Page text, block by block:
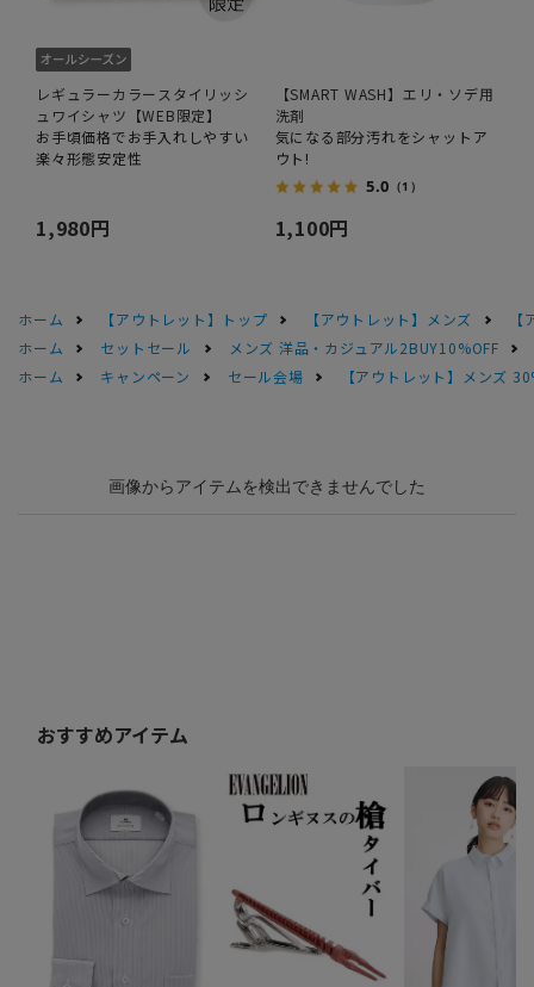
レギュラーカラースタイリッシ
ュワイシャツ【WEB限定】
お手頃価格でお手入れしやすい
楽々形態安定性
1,980円
【SMART WASH】エリ・ソデ用
洗剤
気になる部分汚れをシャットア
ウト!
5.0 （1）
1,100円
ホーム 【アウトレット】トップ 【アウトレット】メンズ
ホーム
セットセール
メンズ 洋品・カジュアル2BUY10%OFF
ホーム
キャンペーン セール会場 【アウトレット】メンズ